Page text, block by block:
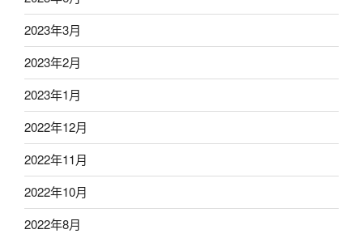
2023年3月
2023年2月
2023年1月
2022年12月
2022年11月
2022年10月
2022年8月